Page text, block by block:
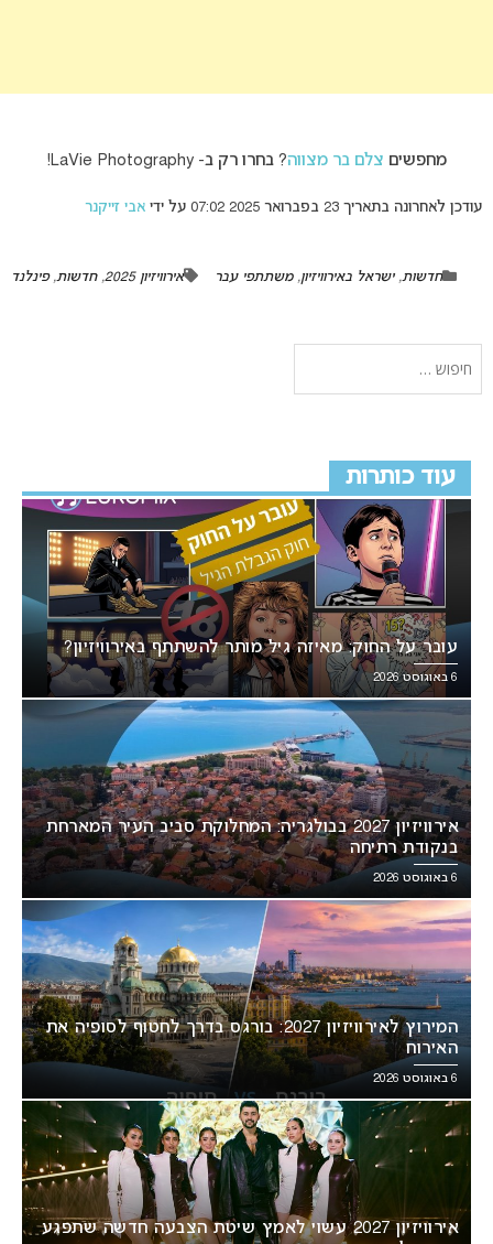
מחפשים צלם בר מצווה? בחרו רק ב- LaVie Photography!
עודכן לאחרונה בתאריך 23 בפברואר 2025 07:02 על ידי אבי זייקנר
חדשות,ישראל באירוויזיון,משתתפי עבר אירוויזיון 2025 ,חדשות,פינלנד
עוד כותרות
עובר על החוק: מאיזה גיל מותר להשתתף באירוויזיון?
6 באוגוסט 2026
אירוויזיון 2027 בבולגריה: המחלוקת סביב העיר המארחת
בנקודת רתיחה
6 באוגוסט 2026
המירוץ לאירוויזיון 2027: בורגס בדרך לחטוף לסופיה את
האירוח
6 באוגוסט 2026
אירוויזיון 2027 עשוי לאמץ שיטת הצבעה חדשה שתפגע